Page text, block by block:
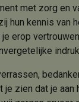
met zorg en
hun kennis van
erop
je zien dat je aan